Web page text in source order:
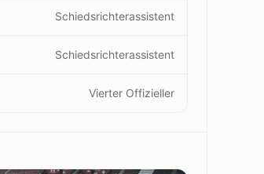
Schiedsrichterassistent
Schiedsrichterassistent
Vierter Offizieller